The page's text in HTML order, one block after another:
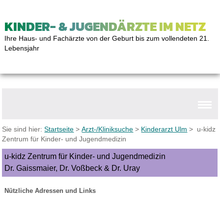
KINDER- & JUGENDÄRZTE IM NETZ
Ihre Haus- und Fachärzte von der Geburt bis zum vollendeten 21.
Lebensjahr
Sie sind hier:Startseite >Arzt-/Kliniksuche > Kinderarzt Ulm > u-kidz
Zentrum für Kinder- und Jugendmedizin
u-kidz Zentrum für Kinder- und Jugendmedizin
Dr. Gaissmaier, Dr. Voßbeck & Dr. Uray
Nützliche Adressen und Links